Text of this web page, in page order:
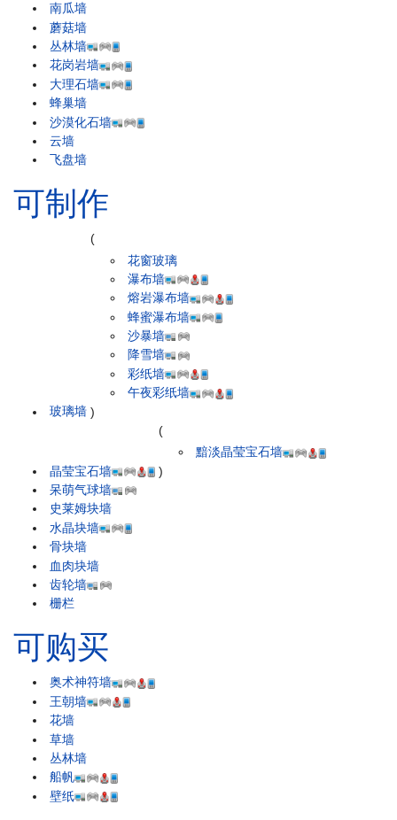
南瓜墙
蘑菇墙
丛林墙
花岗岩墙
大理石墙
蜂巢墙
沙漠化石墙
云墙
飞盘墙
可制作
玻璃墙
(
花窗玻璃
瀑布墙
熔岩瀑布墙
蜂蜜瀑布墙
沙暴墙
降雪墙
彩纸墙
午夜彩纸墙
)
晶莹宝石墙
(
黯淡晶莹宝石墙
)
呆萌气球墙
史莱姆块墙
水晶块墙
骨块墙
血肉块墙
齿轮墙
栅栏
可购买
奥术神符墙
王朝墙
花墙
草墙
丛林墙
船帆
壁纸